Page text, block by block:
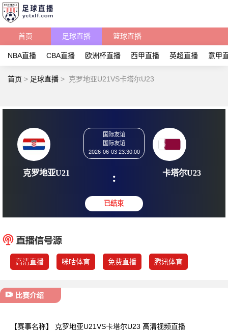
首页 足球直播 篮球直播
NBA直播 CBA直播 欧洲杯直播 西甲直播 英超直播 意甲
首页 > 足球直播 > 克罗地亚U21VS卡塔尔U23
:
高清直播 咪咕体育 免费直播 腾讯体育
比赛介绍
【赛事名称】 克罗地亚U21VS卡塔尔U23 高清视频直播